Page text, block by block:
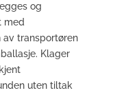
og
med
av transportøren
Klager
uten tiltak